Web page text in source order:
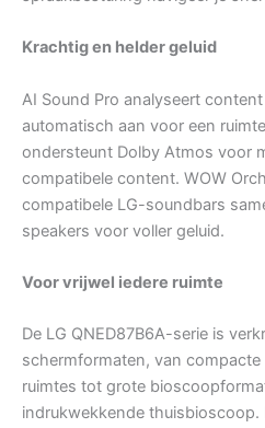
Krachtig en helder geluid
AI Sound Pro analyseert
automatisch aan voor een
ondersteunt Dolby Atmos voor
compatibele content. WOW
compatibele LG-soundbars
speakers voor voller geluid.
Voor vrijwel iedere ruimte
De LG QNED87B6A-serie is
schermformaten, van
ruimtes tot grote
indrukwekkende